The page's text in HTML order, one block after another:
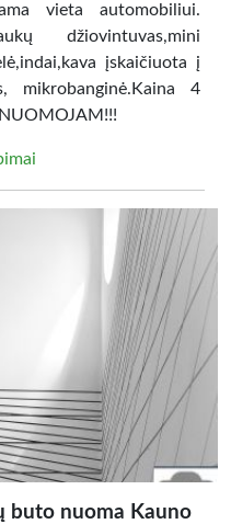
vieta automobiliui.
džiovintuvas,mini
įskaičiuota į
mikrobanginė.Kaina 4
buto nuoma Kauno